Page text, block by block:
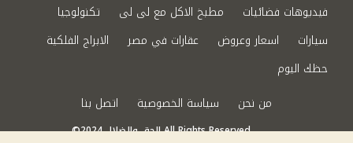
فيديوهات فضائيات
مطبخ الاكل مع لى لى
تكنولوجيا
سيارات
اسعار وعروض عقارات في مصر
الابراج الفلكية
حظك اليوم
من نحن
سياسة الخصوصية اتصل بنا
©2024 الحق والضلال All Rights Reserved.